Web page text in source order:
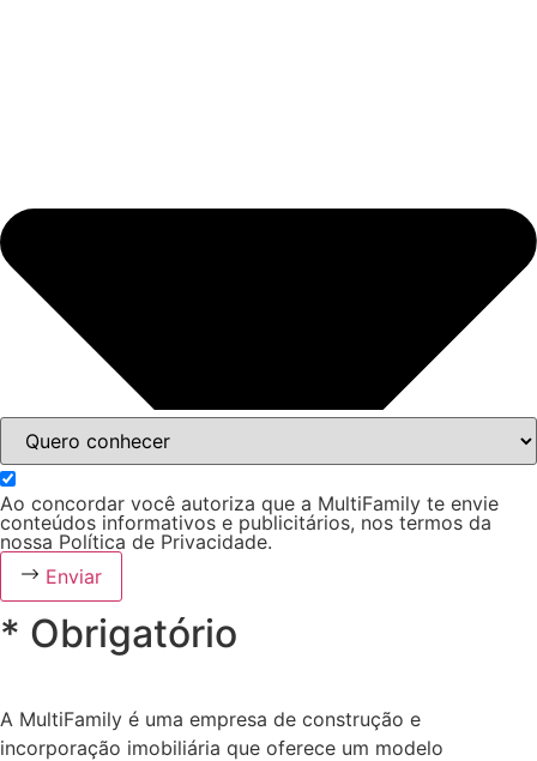
Ao concordar você autoriza que a MultiFamily te envie
conteúdos informativos e publicitários, nos termos da
nossa Política de Privacidade.
Enviar
* Obrigatório
A MultiFamily é uma empresa de construção e
incorporação imobiliária que oferece um modelo